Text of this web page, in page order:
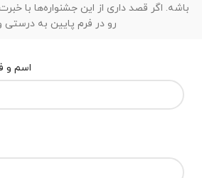
باشه. اگر قصد داری از این جشنواره‌ها با
رو در فرم پایین به درستی
اسم و